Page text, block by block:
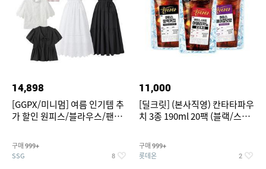
14,898
[GGPX/미니멈] 여름 인기템 추
가 할인 원피스/블라우스/팬츠
구매 999+
SSG 8
11,000
[딜크릿] (본사직영) 칸타타파우
치 3종 190ml 20팩 (블랙/스위
구매 999+
롯데온 2